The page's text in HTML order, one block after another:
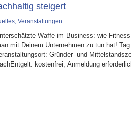
steigert
, Veranstaltungen
Waffe im Business: wie
mit Deinem Unternehmen zu tun hat!
Gründer- und
kostenfrei, Anmeldung